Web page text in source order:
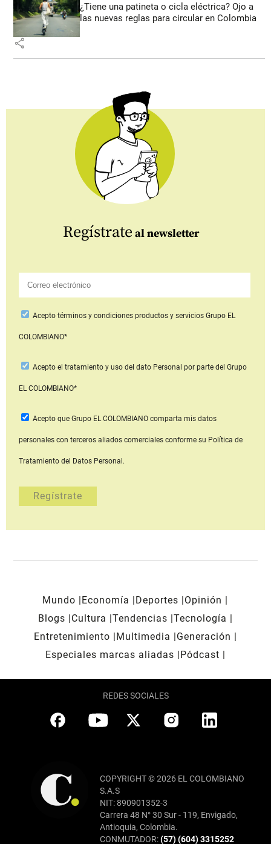
¿Tiene una patineta o cicla eléctrica? Ojo a
las nuevas reglas para circular en Colombia
share
Regístrate al newsletter
Aceptotérminos y condiciones productos y serviciosGrupo EL
COLOMBIANO*
Acepto el tratamiento y uso del dato Personal por parte del Grupo
EL COLOMBIANO*
Acepto que Grupo EL COLOMBIANOcomparta mis datos
personales con terceros aliados comerciales conforme su Política de
Tratamiento del Datos Personal.
Mundo Economía Deportes
Opinión
Blogs
Cultura Tendencias Tecnología
Entretenimiento
Multimedia
Generación
Especiales marcas aliadas
Pódcast
REDES SOCIALES
COPYRIGHT © 2026 EL COLOMBIANO
S.A.S
NIT: 890901352-3
Carrera 48 N° 30 Sur - 119, Envigado,
Antioquia, Colombia.
CONMUTADOR:(57) (604) 3315252